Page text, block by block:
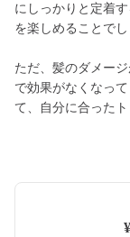
にしっかりと定着
を楽しめることでし
ただ、髪のダメー
で効果がなくなっ
て、自分に合った